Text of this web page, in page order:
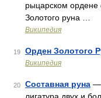
рыцарском
Золотого руна …
Википедия
19 Орден Золотого
Википедия
20 Составная руна —